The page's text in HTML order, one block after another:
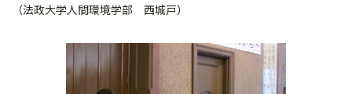
（法政大学人間環境学部 西城戸）